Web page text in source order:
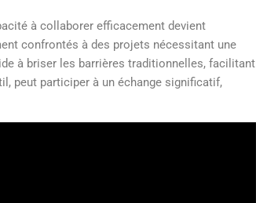
à collaborer efficacement devient
confrontés à des projets nécessitant une
à briser les barrières traditionnelles, facilitant
peut participer à un échange significatif,